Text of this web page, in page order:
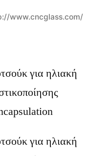
www.cncglass.com/
για ηλιακή
για ηλιακή